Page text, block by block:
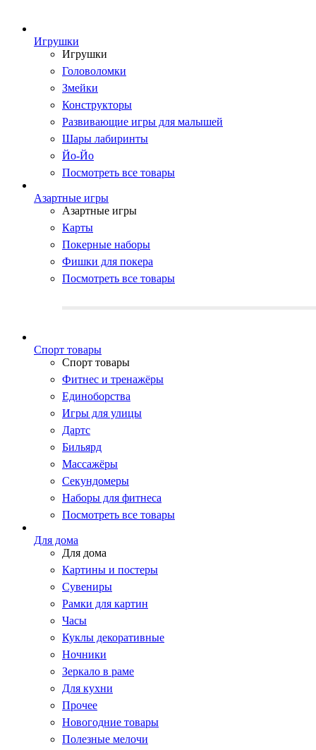
Игрушки
Игрушки
Головоломки
Змейки
Конструкторы
Развивающие игры для малышей
Шары лабиринты
Йо-Йо
Посмотреть все товары
Азартные игры
Азартные игры
Карты
Покерные наборы
Фишки для покера
Посмотреть все товары
Cпорт товары
Cпорт товары
Фитнес и тренажёры
Единоборства
Игры для улицы
Дартс
Бильярд
Массажёры
Секундомеры
Наборы для фитнеса
Посмотреть все товары
Для дома
Для дома
Картины и постеры
Сувениры
Рамки для картин
Часы
Куклы декоративные
Ночники
Зеркало в раме
Для кухни
Прочее
Новогодние товары
Полезные мелочи